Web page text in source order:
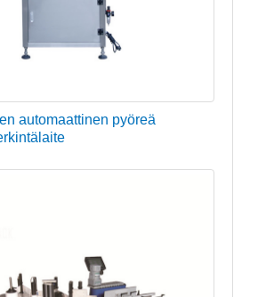
automaattinen pyöreä